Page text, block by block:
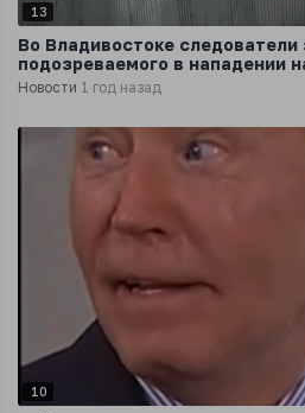
13
Во Владивостоке
подозреваемого в нападении
Новости 1 год назад
10